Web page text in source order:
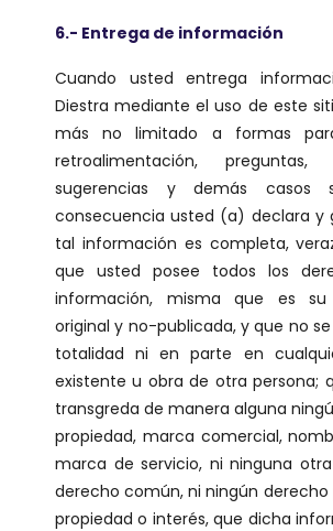
6.- Entrega de información
Cuando usted entrega
Diestra mediante el uso de este
más no limitado a formas
retroalimentación, preguntas,
sugerencias y demás casos
consecuencia usted (a) declara y
tal información es completa,
que usted posee todos los
información, misma que es
original y no-publicada, y que no
totalidad ni en parte en
existente u obra de otra persona;
transgreda de manera alguna
propiedad, marca comercial,
marca de servicio, ni ninguna
derecho común, ni ningún derecho
propiedad o interés, que dicha